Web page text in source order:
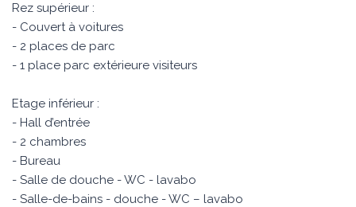
Rez supérieur :
- Couvert à voitures
- 2 places de parc
- 1 place parc extérieure visiteurs
Etage inférieur :
- Hall d’entrée
- 2 chambres
- Bureau
- Salle de douche - WC - lavabo
- Salle-de-bains - douche - WC – lavabo